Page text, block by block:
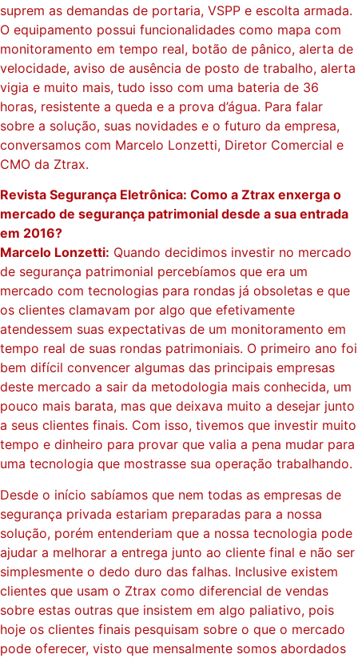
suprem as demandas de portaria, VSPP e escolta armada.
O equipamento possui funcionalidades como mapa com
monitoramento em tempo real, botão de pânico, alerta de
velocidade, aviso de ausência de posto de trabalho, alerta
vigia e muito mais, tudo isso com uma bateria de 36
horas, resistente a queda e a prova d’água. Para falar
sobre a solução, suas novidades e o futuro da empresa,
conversamos com Marcelo Lonzetti, Diretor Comercial e
CMO da Ztrax.
Revista Segurança Eletrônica: Como a Ztrax enxerga o
mercado de segurança patrimonial desde a sua entrada
em 2016?
Marcelo Lonzetti: Quando decidimos investir no mercado
de segurança patrimonial percebíamos que era um
mercado com tecnologias para rondas já obsoletas e que
os clientes clamavam por algo que efetivamente
atendessem suas expectativas de um monitoramento em
tempo real de suas rondas patrimoniais. O primeiro ano foi
bem difícil convencer algumas das principais empresas
deste mercado a sair da metodologia mais conhecida, um
pouco mais barata, mas que deixava muito a desejar junto
a seus clientes finais. Com isso, tivemos que investir muito
tempo e dinheiro para provar que valia a pena mudar para
uma tecnologia que mostrasse sua operação trabalhando.
Desde o início sabíamos que nem todas as empresas de
segurança privada estariam preparadas para a nossa
solução, porém entenderiam que a nossa tecnologia pode
ajudar a melhorar a entrega junto ao cliente final e não ser
simplesmente o dedo duro das falhas. Inclusive existem
clientes que usam o Ztrax como diferencial de vendas
sobre estas outras que insistem em algo paliativo, pois
hoje os clientes finais pesquisam sobre o que o mercado
pode oferecer, visto que mensalmente somos abordados